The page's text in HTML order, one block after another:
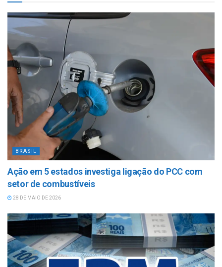
BRASIL
Ação em 5 estados investiga ligação do PCC com
setor de combustíveis
28 DE MAIO DE 2026